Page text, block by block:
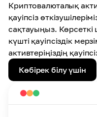
Криптовалюталық
қауіпсіз
сақтауыңыз.
күшті қауіпсіздік
активтеріңіздің
Көбірек білу үшін